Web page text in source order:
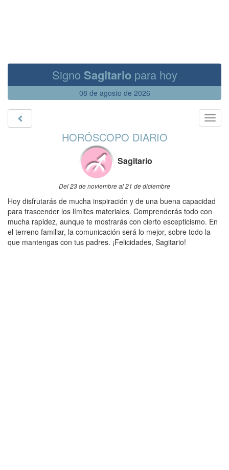
Signo Sagitariopara hoy
08 de agosto de 2026
HORÓSCOPO DIARIO
Sagitario
Del 23 de noviembre al 21 de diciembre
Hoy disfrutarás de mucha inspiración y de una buena capacidad
para trascender los límites materiales. Comprenderás todo con
mucha rapidez, aunque te mostrarás con cierto escepticismo. En
el terreno familiar, la comunicación será lo mejor, sobre todo la
que mantengas con tus padres. ¡Felicidades, Sagitario!